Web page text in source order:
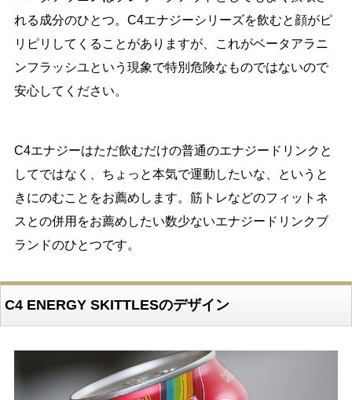
れる成分のひとつ。C4エナジーシリーズを飲むと顔がピ
リピリしてくることがありますが、これがベータアラニ
ンフラッシユという現象で特別危険なものではないので
安心してください。
C4エナジーはただ飲むだけの普通のエナジードリンクと
してではなく、ちょっと本気で運動したいな、というと
きにのむことをお薦めします。筋トレなどのフィットネ
スとの併用をお薦めしたい数少ないエナジードリンクブ
ランドのひとつです。
C4 ENERGY SKITTLESのデザイン